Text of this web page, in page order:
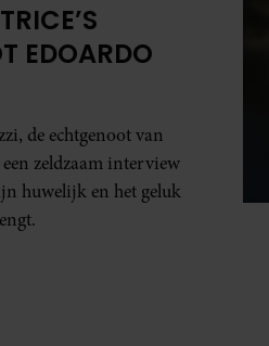
EDOARDO
de echtgenoot van
zeldzaam interview
huwelijk en het geluk